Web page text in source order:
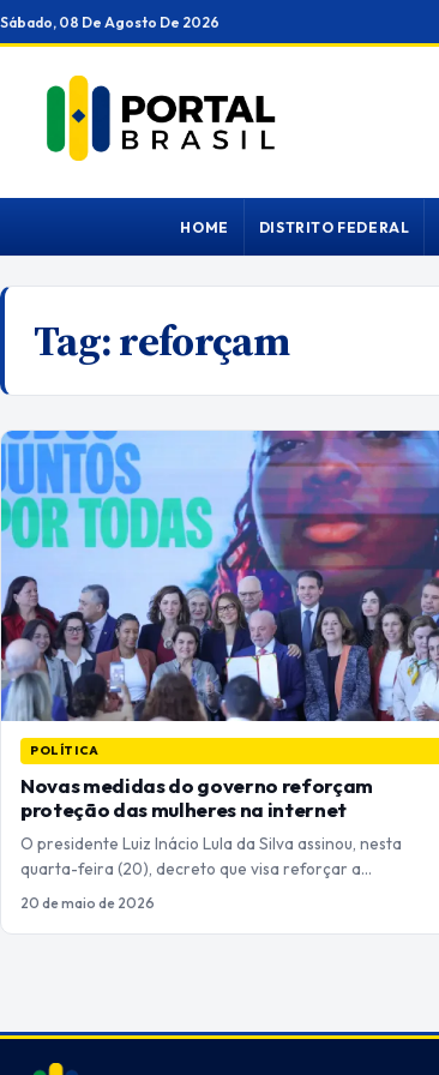
Ir
para
conteúdo
Sábado, 08 De Agosto De 2026
HOME DISTRITO FEDERAL
Tag:reforçam
POLÍTICA
Novas medidas do governo reforçam
proteção das mulheres na internet
O presidente Luiz Inácio Lula da Silva assinou, nesta
quarta-feira (20), decreto que visa reforçar a…
20 de maio de 2026